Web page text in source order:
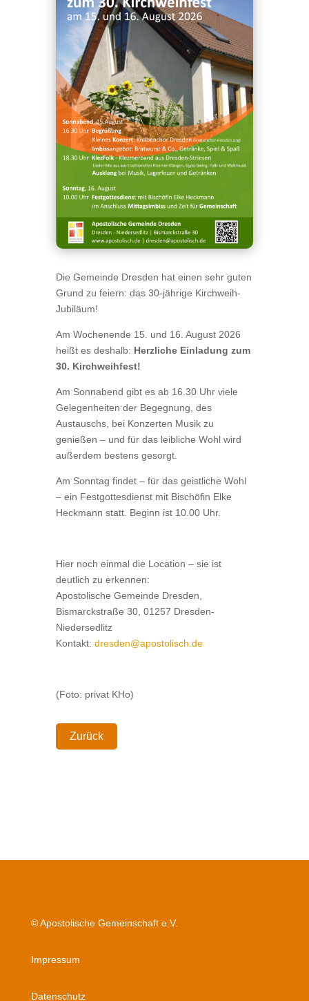
Die Gemeinde Dresden hat einen sehr guten
Grund zu feiern: das 30-jährige Kirchweih-
Jubiläum!
Am Wochenende 15. und 16. August 2026
heißt es deshalb: Herzliche Einladung zum
30. Kirchweihfest!
Am Sonnabend gibt es ab 16.30 Uhr viele
Gelegenheiten der Begegnung, des
Austauschs, bei Konzerten Musik zu
genießen – und für das leibliche Wohl wird
außerdem bestens gesorgt.
Am Sonntag findet – für das geistliche Wohl
– ein Festgottesdienst mit Bischöfin Elke
Heckmann statt. Beginn ist 10.00 Uhr.
Hier noch einmal die Location – sie ist
deutlich zu erkennen:
Apostolische Gemeinde Dresden,
Bismarckstraße 30, 01257 Dresden-
Niedersedlitz
Kontakt: dresden@apostolisch.de
(Foto: privat KHo)
Zurück
© Apostolische Gemeinschaft e.V.
Impressum
Datenschutz